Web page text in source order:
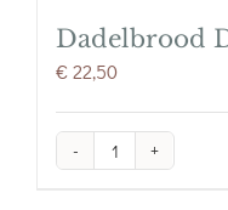
Dadelbrood
€22,50
Dadelbrood